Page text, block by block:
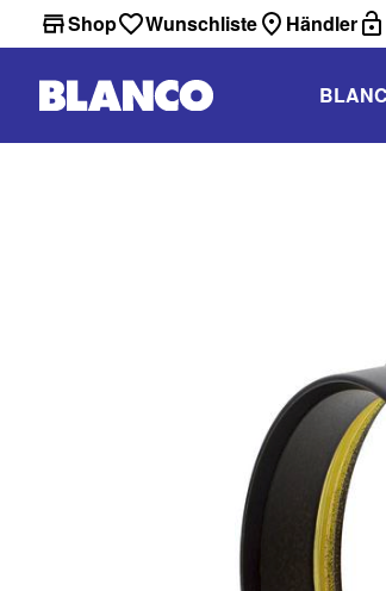
Shop Wunschliste Händler